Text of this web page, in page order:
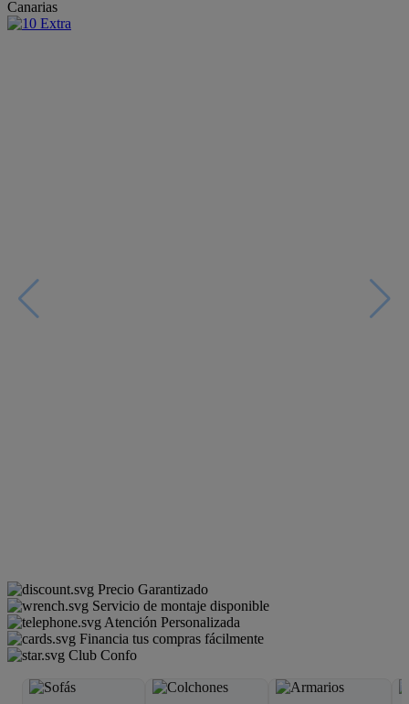
Canarias
Precio Garantizado
Servicio de montaje disponible
Atención Personalizada
Financia tus compras fácilmente
Club Confo